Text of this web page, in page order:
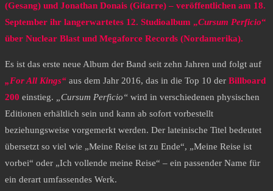
(Gesang) und Jonathan Donais (Gitarre) – veröffentlichen am 18.
September ihr langerwartetes 12. Studioalbum „Cursum Perficio“
über Nuclear Blast und Megaforce Records (Nordamerika).
Es ist das erste neue Album der Band seit zehn Jahren und folgt auf
„For All Kings“ aus dem Jahr 2016, das in die Top 10 der Billboard
200 einstieg. „Cursum Perficio“ wird in verschiedenen physischen
Editionen erhältlich sein und kann ab sofort vorbestellt
beziehungsweise vorgemerkt werden. Der lateinische Titel bedeutet
übersetzt so viel wie „Meine Reise ist zu Ende“, „Meine Reise ist
vorbei“ oder „Ich vollende meine Reise“ – ein passender Name für
ein derart umfassendes Werk.